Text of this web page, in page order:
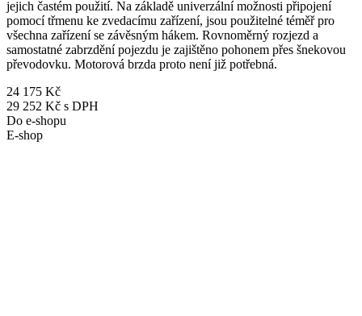
jejich častém použití. Na základě univerzální možnosti připojení
pomocí třmenu ke zvedacímu zařízení, jsou použitelné téměř pro
všechna zařízení se závěsným hákem. Rovnoměrný rozjezd a
samostatné zabrzdění pojezdu je zajištěno pohonem přes šnekovou
převodovku. Motorová brzda proto není již potřebná.
24 175 Kč
29 252 Kč s DPH
Do e-shopu
E-shop